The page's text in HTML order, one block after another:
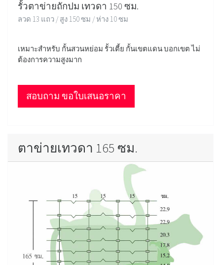
รั้วตาข่ายถักปม เทวดา 150 ซม.
ลวด 13 แถว / สูง 150 ซม / ห่าง 10 ซม
เหมาะสำหรับ กั้นสวนหย่อม รั้วเตี้ย กั้นเขตแดน บอกเขต ไม่
ต้องการความสูงมาก
สอบถาม ขอใบเสนอราคา
ตาข่ายเทวดา 165 ซม.